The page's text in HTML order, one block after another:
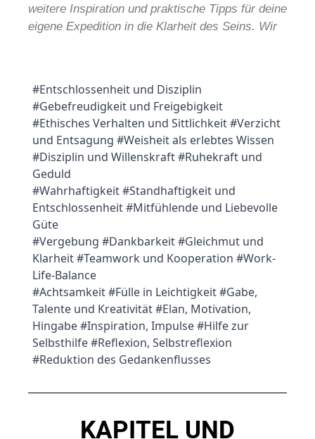
weitere Inspiration und praktische Tipps für deine
eigene Expedition in die Klarheit des Seins. Wir
#Entschlossenheit und Disziplin
#Gebefreudigkeit und Freigebigkeit
#Ethisches Verhalten und Sittlichkeit #Verzicht
und Entsagung #Weisheit als erlebtes Wissen
#Disziplin und Willenskraft #Ruhekraft und
Geduld
#Wahrhaftigkeit #Standhaftigkeit und
Entschlossenheit#Mitfühlende und Liebevolle
Güte
#Vergebung #Dankbarkeit#Gleichmut und
Klarheit #Teamwork und Kooperation #Work-
Life-Balance
#Achtsamkeit #Fülle in Leichtigkeit #Gabe,
Talente und Kreativität #Elan, Motivation,
Hingabe#Inspiration, Impulse #Hilfe zur
Selbsthilfe#Reflexion, Selbstreflexion
#Reduktion des Gedankenflusses
KAPITEL UND